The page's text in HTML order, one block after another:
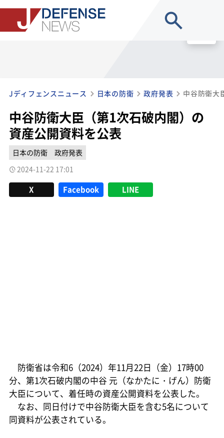
Jディフェンスニュース 日本の防衛 政府発表
中谷防衛大臣（第1次石破内閣）の
資産公開資料を公表
日本の防衛
政府発表
2024-11-22 17:01
X Facebook LINE
防衛省は令和6（2024）年11月22日（金）17時00
分、第1次石破内閣の中谷 元（なかたに・げん）防衛
大臣について、着任時の資産公開資料を公表した。
なお、同日付けで中谷防衛大臣を含む5名について
同資料が公表されている。